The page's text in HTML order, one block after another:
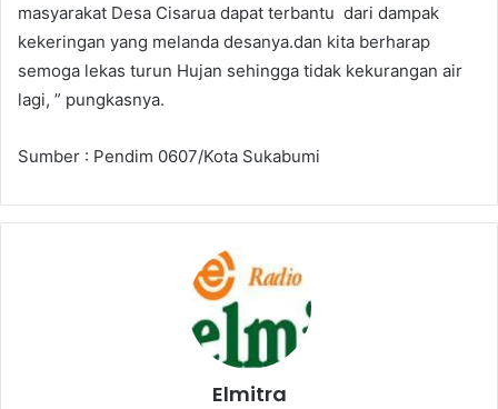
masyarakat Desa Cisarua dapat terbantu dari dampak
kekeringan yang melanda desanya.dan kita berharap
semoga lekas turun Hujan sehingga tidak kekurangan air
lagi, ” pungkasnya.
Sumber : Pendim 0607/Kota Sukabumi
Elmitra